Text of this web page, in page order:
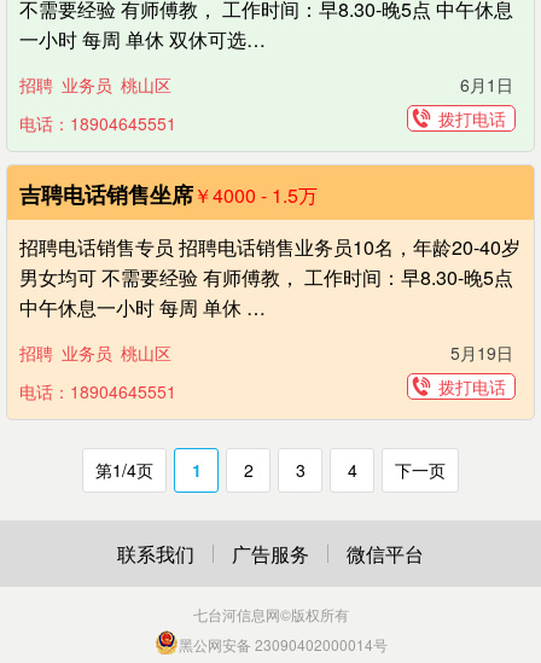
不需要经验 有师傅教， 工作时间：早8.30-晚5点 中午休息
一小时 每周 单休 双休可选…
招聘 业务员 桃山区
6月1日
电话：18904645551
拨打电话
吉聘电话销售坐席￥4000 - 1.5万
招聘电话销售专员 招聘电话销售业务员10名，年龄20-40岁
男女均可 不需要经验 有师傅教， 工作时间：早8.30-晚5点
中午休息一小时 每周 单休 …
招聘 业务员 桃山区
5月19日
电话：18904645551
拨打电话
第1/4页 1 2 3 4 下一页
联系我们 广告服务 微信平台
七台河信息网©版权所有
黑公网安备 23090402000014号